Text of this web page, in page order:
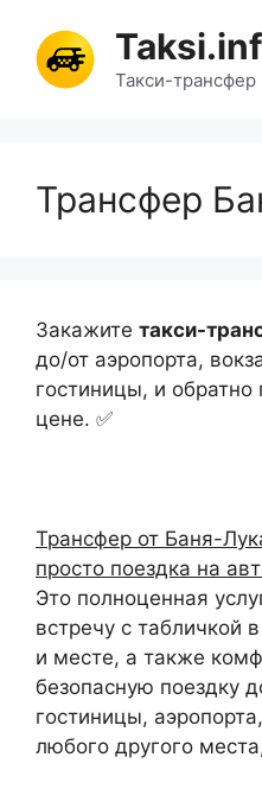
содержимомуТакси-
Трансфер
Закажите такси-
до/от аэропорта,
гостиницы, и обратно
цене. ✅
Трансфер от Баня-
просто поездка на
Это полноценная
встречу с табличкой
и месте, а также
безопасную поездку
гостиницы,
любого другого